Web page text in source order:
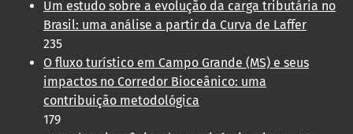
Um estudo sobre a evolução da carga tributária no
Brasil: uma análise a partir da Curva de Laffer
235
O fluxo turístico em Campo Grande (MS) e seus
impactos no Corredor Bioceânico: uma
contribuição metodológica
179